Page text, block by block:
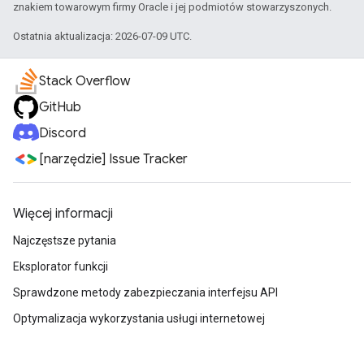
znakiem towarowym firmy Oracle i jej podmiotów stowarzyszonych.
Ostatnia aktualizacja: 2026-07-09 UTC.
Stack Overflow
GitHub
Discord
[narzędzie] Issue Tracker
Więcej informacji
Najczęstsze pytania
Eksplorator funkcji
Sprawdzone metody zabezpieczania interfejsu API
Optymalizacja wykorzystania usługi internetowej